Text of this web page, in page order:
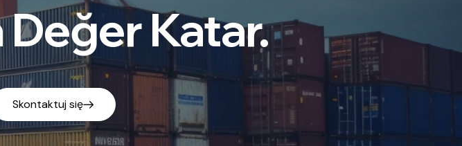
Skontaktuj się
ortağıdır.
Skontaktuj się